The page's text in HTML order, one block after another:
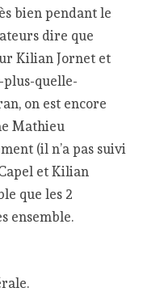
bien pendant le
dire que
Kilian Jornet et
plus-quelle-
on est encore
Mathieu
(il n’a pas suivi
et Kilian
que les 2
ensemble.